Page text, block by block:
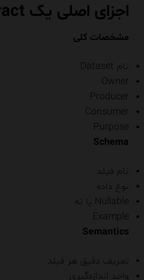
اجزای اصلی یک Data Contract استاندارد
مشخصات کلی
نام Dataset
Owner
Producer
Consumer
Purpose
Schema
نام فیلد
نوع داده
Nullable یا نه
Example
Semantics
تعریف دقیق هر فیلد
واحد اندازه‌گیری